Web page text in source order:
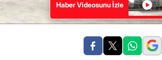
Haber Videosunu İzle